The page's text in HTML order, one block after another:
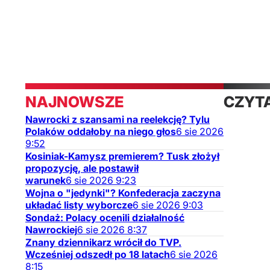
NAJNOWSZE
Nawrocki z szansami na reelekcję? Tylu
Polaków oddałoby na niego głos6 sie 2026
9:52
Kosiniak-Kamysz premierem? Tusk złożył
propozycję, ale postawił
warunek6 sie 2026 9:23
Wojna o "jedynki"? Konfederacja zaczyna
układać listy wyborcze6 sie 2026 9:03
Sondaż: Polacy ocenili działalność
Nawrockiej6 sie 2026 8:37
Znany dziennikarz wrócił do TVP.
Wcześniej odszedł po 18 latach6 sie 2026
8:15